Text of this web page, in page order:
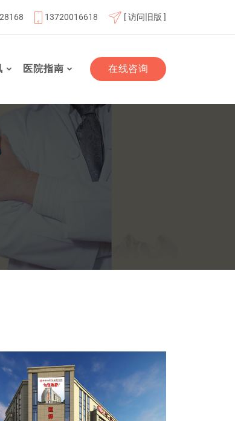
北京航天总医院联体成员单位
13720016618 [ 访问旧版 ]
医院指南 在线咨询